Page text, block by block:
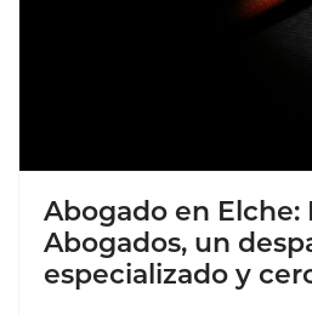
Abogado en Elche:
Abogados, un
especializado y